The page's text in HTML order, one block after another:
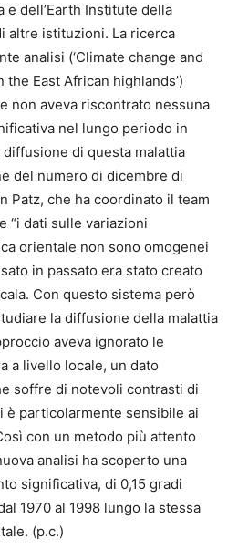
e dell’Earth Institute della
altre istituzioni. La ricerca
analisi (‘Climate change and
East African highlands’)
non aveva riscontrato nessuna
nel lungo periodo in
di questa malattia
del numero di dicembre di
Patz, che ha coordinato il team
“i dati sulle variazioni
orientale non sono omogenei
in passato era stato creato
Con questo sistema però
la diffusione della malattia
aveva ignorato le
a livello locale, un dato
soffre di notevoli contrasti di
è particolarmente sensibile ai
con un metodo più attento
analisi ha scoperto una
significativa, di 0,15 gradi
1970 al 1998 lungo la stessa
(p.c.)